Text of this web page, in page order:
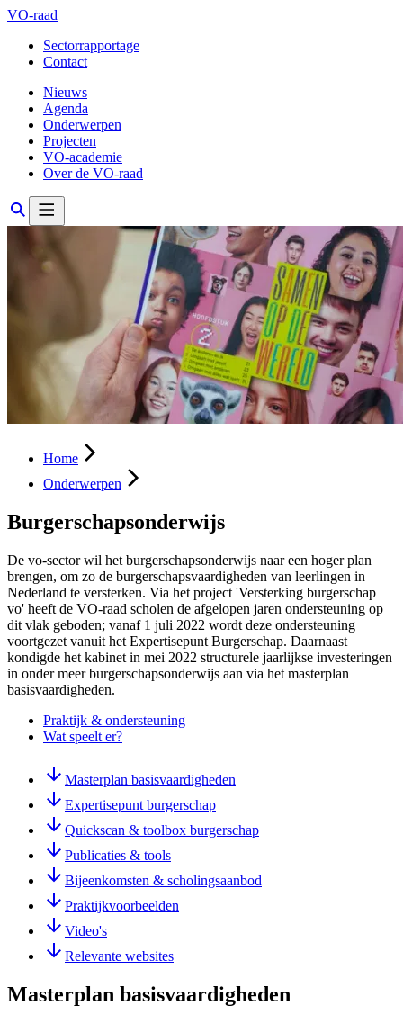
VO-raad
Sectorrapportage
Contact
Nieuws
Agenda
Onderwerpen
Projecten
VO-academie
Over de VO-raad
Home
Onderwerpen
Burgerschapsonderwijs
De vo-sector wil het burgerschapsonderwijs naar een hoger plan
brengen, om zo de burgerschapsvaardigheden van leerlingen in
Nederland te versterken. Via het project 'Versterking burgerschap
vo' heeft de VO-raad scholen de afgelopen jaren ondersteuning op
dit vlak geboden; vanaf 1 juli 2022 wordt deze ondersteuning
voortgezet vanuit het Expertisepunt Burgerschap. Daarnaast
kondigde het kabinet in mei 2022 structurele jaarlijkse investeringen
in onder meer burgerschapsonderwijs aan via het masterplan
basisvaardigheden.
Praktijk & ondersteuning
Wat speelt er?
Masterplan basisvaardigheden
Expertisepunt burgerschap
Quickscan & toolbox burgerschap
Publicaties & tools
Bijeenkomsten & scholingsaanbod
Praktijkvoorbeelden
Video's
Relevante websites
Masterplan basisvaardigheden